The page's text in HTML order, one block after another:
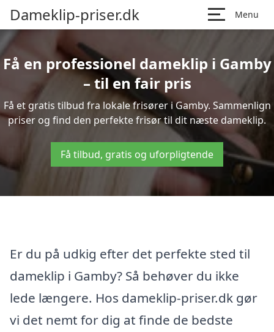
Dameklip-priser.dk Menu
Få en professionel dameklip i Gamby
– til en fair pris
Få et gratis tilbud fra lokale frisører i Gamby. Sammenlign
priser og find den perfekte frisør til dit næste dameklip.
Få tilbud, gratis og uforpligtende
Er du på udkig efter det perfekte sted til
dameklip i Gamby? Så behøver du ikke
lede længere. Hos dameklip-priser.dk gør
vi det nemt for dig at finde de bedste